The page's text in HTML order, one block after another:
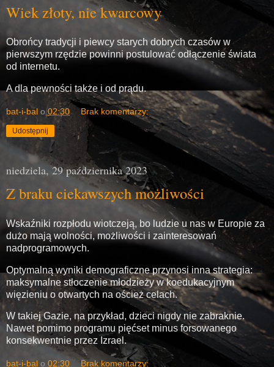
Wiek złoty, nie kwarcowy
Obrońcy tradycji i piewcy starych dobrych czasów w
pierwszym rzędzie powinni postulować odłączenie świata
od internetu.
A dla pewności także i od prądu.
bat-i-bal o02:30 Brak komentarzy:
Udostępnij
niedziela, 29 października 2023
Z braku ciekawszych możliwości
Wskaźniki rozpłodu wiotczeją, bo ludzie u nas w Europie za
dużo mają wolności, możliwości i zainteresowań
nadprogramowych.
Optymalną wyniki demograficzne przynosi inna strategia:
maksymalne stłoczenie młodzieży w koedukacyjnym
więzieniu o otwartych na oścież celach.
W takiej Gazie, na przykład, dzieci nigdy nie zabraknie.
Nawet pomimo programu pięćset minus forsowanego
konsekwentnie przez Izrael.
bat-i-bal o 02:30 Brak komentarzy: